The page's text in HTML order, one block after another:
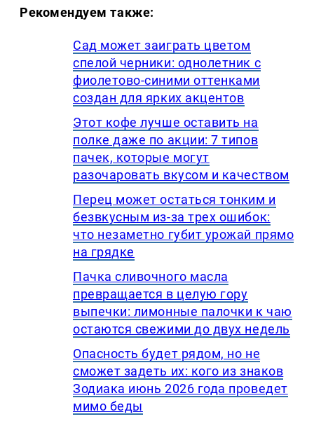
Рекомендуем также:
Сад может заиграть цветом
спелой черники: однолетник с
фиолетово-синими оттенками
создан для ярких акцентов
Этот кофе лучше оставить на
полке даже по акции: 7 типов
пачек, которые могут
разочаровать вкусом и качеством
Перец может остаться тонким и
безвкусным из-за трех ошибок:
что незаметно губит урожай прямо
на грядке
Пачка сливочного масла
превращается в целую гору
выпечки: лимонные палочки к чаю
остаются свежими до двух недель
Опасность будет рядом, но не
сможет задеть их: кого из знаков
Зодиака июнь 2026 года проведет
мимо беды